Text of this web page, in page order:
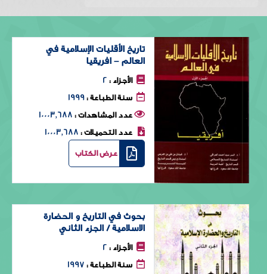
تاريخ الأقليات الإسلامية في
العالم – افريقيا
الأجزاء : 2
سنة الطباعة :1999
عدد المشاهدات : 10003٬688
عدد التحميلات : 10003٬688
عرض الكتاب
بحوث في التاريخ و الحضارة
الاسلامية / الجزء الثاني
الأجزاء : 2
سنة الطباعة : 1997